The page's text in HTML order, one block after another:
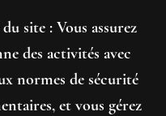
site : Vous assurez
des activités avec
normes de sécurité
et vous gérez